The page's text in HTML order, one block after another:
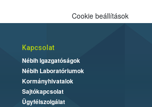
Cookie beállítások
Kapcsolat
Nébih Igazgatóságok
Nébih Laboratóriumok
Kormányhivatalok
Sajtókapcsolat
Ügyfélszolgálat